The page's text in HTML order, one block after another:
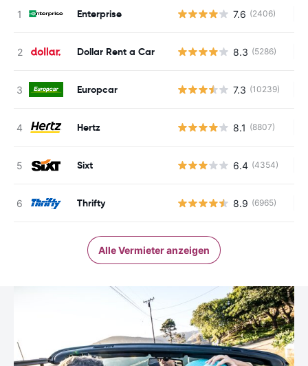
Enterprise 7.6 (2406)
Dollar Rent a Car 8.3 (5286)
Europcar 7.3 (10239)
Hertz 8.1 (8807)
Sixt 6.4 (4354)
Thrifty 8.9 (6965)
Alle Vermieter anzeigen